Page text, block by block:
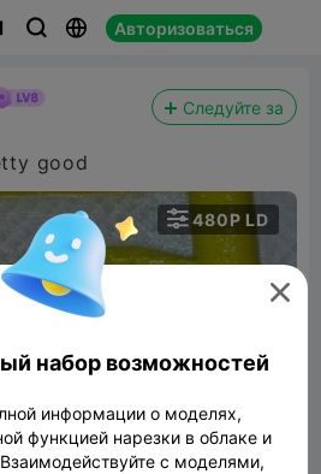
  Авторизоваться
Следуйте за
good
00:09

480P LD

набор возможностей
информации о моделях,
функцией нарезки в облаке и
с моделями,